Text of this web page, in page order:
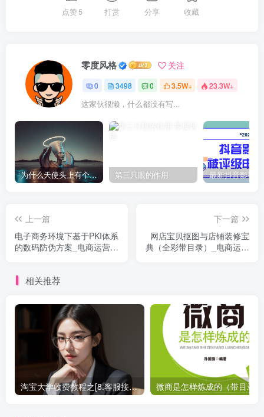
点赞5 打赏 分享 收藏
零度风格 关注
0 3498 0 3.5W+ 23.3W+
这家伙很懒，什么都没有写...
为什么天使头上有个圈？ 第三只眼的作用
上一篇
电子商务环境下基于PKI体系
的数码防伪方案_电商运营教
下一篇
网店宝贝抠图与店铺装修宝
典（全彩带目录）_电商运营
相关推荐
淘宝大学收费教程之[8.客服接待技巧]_电商运营教程